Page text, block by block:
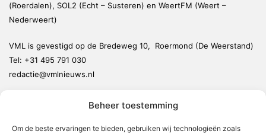
Beheer toestemming
Om de beste ervaringen te bieden, gebruiken wij technologieën zoals
(Roerdalen), SOL2 (Echt – Susteren) en WeertFM (Weert –
Nederweert)
VML is gevestigd op de Bredeweg 10, Roermond (De Weerstand)
Tel: +31 495 791 030
redactie@vmlnieuws.nl